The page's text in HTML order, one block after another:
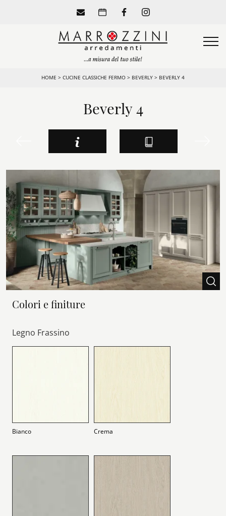
HOME > CUCINE CLASSICHE FERMO > BEVERLY > BEVERLY 4
Beverly 4
Colori e finiture
Legno Frassino
Bianco Crema